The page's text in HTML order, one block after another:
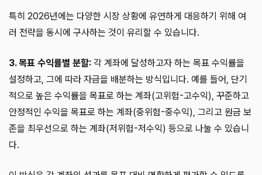
특히 2026년에는 다양한 시장 상황에 유연하게 대응하기 위해 여
러 전략을 동시에 구사하는 것이 유리할 수 있습니다.
3. 목표 수익률별 분할: 각 계좌에 달성하고자 하는 목표 수익률을
설정하고, 그에 따라 자금을 배분하는 방식입니다. 예를 들어, 단기
적으로 높은 수익률을 목표로 하는 계좌(고위험-고수익), 꾸준하고
안정적인 수익을 목표로 하는 계좌(중위험-중수익), 그리고 원금 보
존을 최우선으로 하는 계좌(저위험-저수익) 등으로 나눌 수 있습니
다.